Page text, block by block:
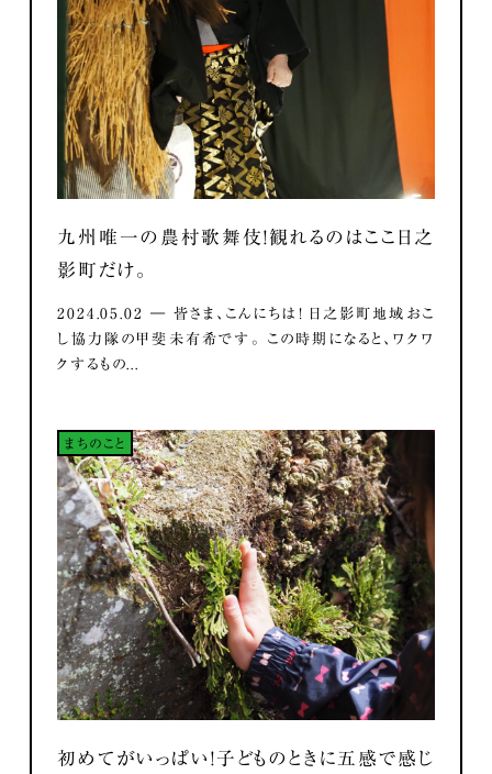
九州唯一の農村歌舞伎！観れるのはここ日之
影町だけ。
2024.05.02 ― 皆さま、こんにちは！ 日之影町地域おこ
し協力隊の甲斐未有希です。 この時期になると、ワクワ
クするもの...
まちのこと
初めてがいっぱい！子どものときに五感で感じ